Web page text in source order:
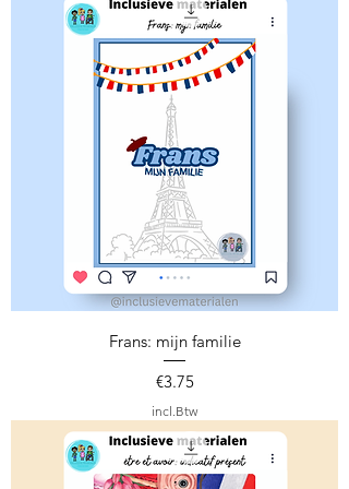
Frans: mijn familie
Prijs
€3.75
incl.Btw